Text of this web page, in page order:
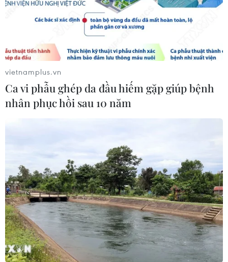
Tổng thống Nga thay đổi vị
trí các chỉ huy tại mặt trận Ukraine
Đâm dao ở trung tâm London, một
nữ nghi phạm bị bắt giữ
Nhiều chuyến bay tại Đức chuyển
hướng do vật thể bay gần đường
băng
05/08/2026 10:54
Dự luật trừng phạt Nga của
vietnamplus.vn
Ca vi phẫu ghép da đầu hiếm gặp giúp bệnh
nhân phục hồi sau 10 năm